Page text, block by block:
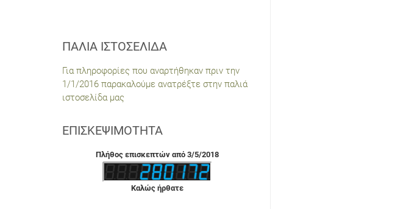
ΠΑΛΙΆ ΙΣΤΟΣΕΛΊΔΑ
Για πληροφορίες που αναρτήθηκαν πριν την
1/1/2016 παρακαλούμε ανατρέξτε στην παλιά
ιστοσελίδα μας
ΕΠΙΣΚΕΨΙΜΌΤΗΤΑ
Πλήθος επισκεπτών από 3/5/2018
Καλώς ήρθατε